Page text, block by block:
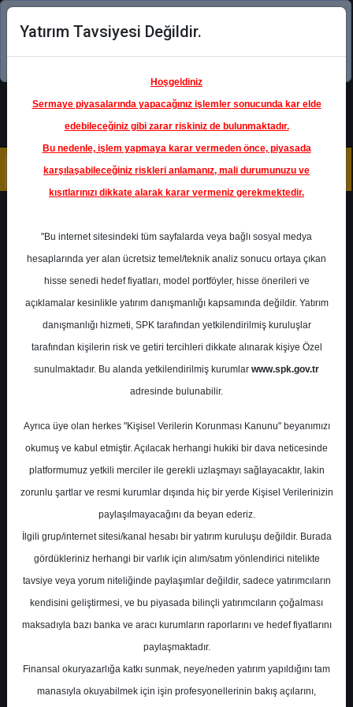
Şimdi uygulamayı indirin!
AKGRT- AKSİGORTA A.Ş.
Hedef Fiyat 10.20 ₺
Getiri
%0.00
0 1
En Yüksek Tahmin
Ortalama Fiyat Tahmini
Ortalama Getiri Potansiyeli
Yatırım Tavsiyesi Değildir.
Hoşgeldiniz
Sermaye piyasalarında yapacağınız işlemler sonucunda kar elde
edebileceğiniz gibi zarar riskiniz de bulunmaktadır.
Bu nedenle, işlem yapmaya karar vermeden önce, piyasada
karşılaşabileceğiniz riskleri anlamanız, mali durumunuzu ve
kısıtlarınızı dikkate alarak karar vermeniz gerekmektedir.
"Bu internet sitesindeki tüm sayfalarda veya bağlı sosyal medya
hesaplarında yer alan ücretsiz temel/teknik analiz sonucu ortaya çıkan
hisse senedi hedef fiyatları, model portföyler, hisse önerileri ve
açıklamalar kesinlikle yatırım danışmanlığı kapsamında değildir. Yatırım
danışmanlığı hizmeti, SPK tarafından yetkilendirilmiş kuruluşlar
tarafından kişilerin risk ve getiri tercihleri dikkate alınarak kişiye Özel
sunulmaktadır. Bu alanda yetkilendirilmiş kurumlar www.spk.gov.tr
adresinde bulunabilir.
Ayrıca üye olan herkes "Kişisel Verilerin Korunması Kanunu" beyanımızı
okumuş ve kabul etmiştir. Açılacak herhangi hukiki bir dava neticesinde
platformumuz yetkili merciler ile gerekli uzlaşmayı sağlayacaktır, lakin
zorunlu şartlar ve resmi kurumlar dışında hiç bir yerde Kişisel Verilerinizin
paylaşılmayacağını da beyan ederiz.
İlgili grup/internet sitesi/kanal hesabı bir yatırım kuruluşu değildir. Burada
gördükleriniz herhangi bir varlık için alım/satım yönlendirici nitelikte
tavsiye veya yorum niteliğinde paylaşımlar değildir, sadece yatırımcıların
kendisini geliştirmesi, ve bu piyasada bilinçli yatırımcıların çoğalması
maksadıyla bazı banka ve aracı kurumların raporlarını ve hedef fiyatlarını
paylaşmaktadır.
Finansal okuryazarlığa katkı sunmak, neye/neden yatırım yapıldığını tam
manasıyla okuyabilmek için işin profesyonellerinin bakış açılarını,